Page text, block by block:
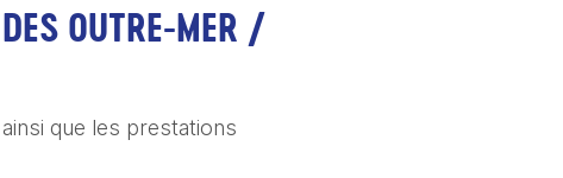
OUTRE-MER /
que les prestations